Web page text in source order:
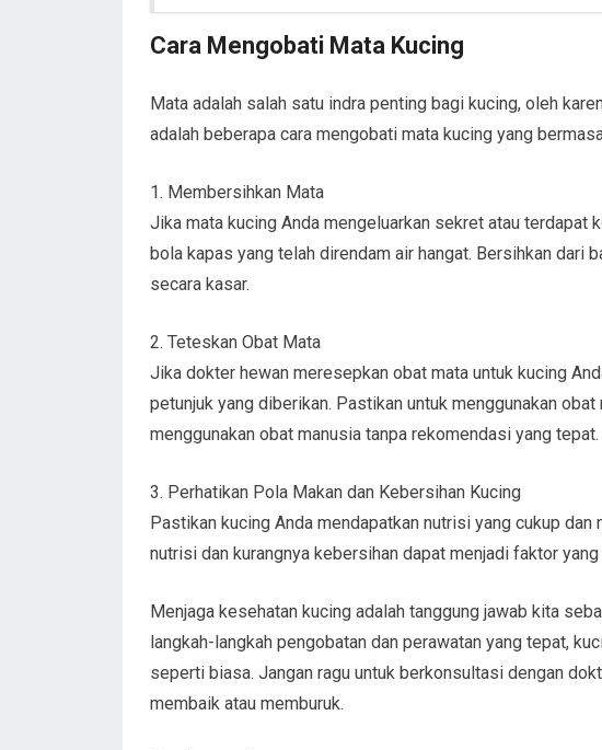
Cara Mengobati Mata Kucing
Mata adalah salah satu indra penting bagi kucing, oleh
adalah beberapa cara mengobati mata kucing yang
1. Membersihkan Mata
Jika mata kucing Anda mengeluarkan sekret atau terdapat
bola kapas yang telah direndam air hangat. Bersihkan dari
secara kasar.
2. Teteskan Obat Mata
Jika dokter hewan meresepkan obat mata untuk kucing
petunjuk yang diberikan. Pastikan untuk menggunakan
menggunakan obat manusia tanpa rekomendasi yang tepat.
3. Perhatikan Pola Makan dan Kebersihan Kucing
Pastikan kucing Anda mendapatkan nutrisi yang cukup
nutrisi dan kurangnya kebersihan dapat menjadi faktor
Menjaga kesehatan kucing adalah tanggung jawab kita
langkah-langkah pengobatan dan perawatan yang tepat,
seperti biasa. Jangan ragu untuk berkonsultasi dengan
membaik atau memburuk.